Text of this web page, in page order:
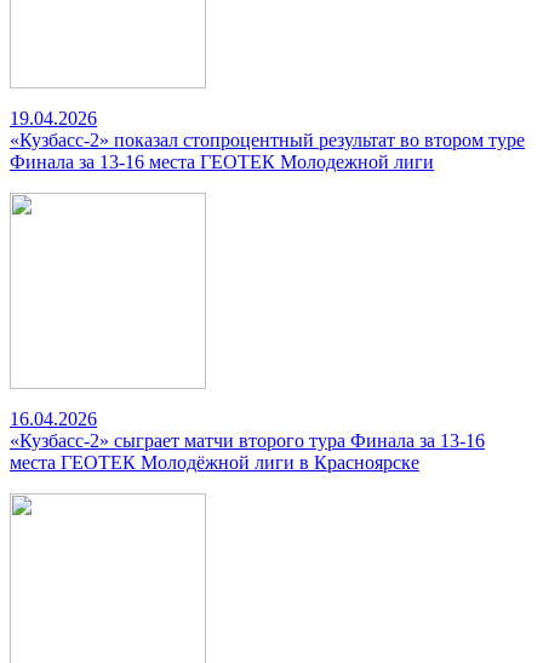
19.04.2026
«Кузбасс-2» показал стопроцентный результат во втором туре
Финала за 13-16 места ГЕОТЕК Молодежной лиги
16.04.2026
«Кузбасс-2» сыграет матчи второго тура Финала за 13-16
места ГЕОТЕК Молодёжной лиги в Красноярске